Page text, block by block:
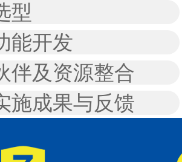
型
能开发
伴及资源整合
施成果与反馈